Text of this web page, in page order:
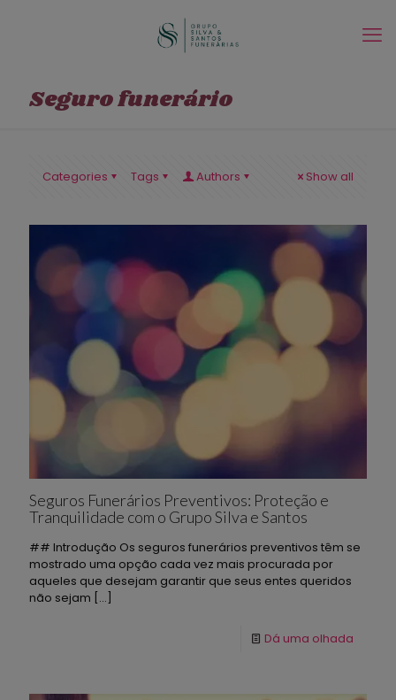
Seguro funerário
Categories Tags Authors Show all
Seguros Funerários Preventivos: Proteção e
Tranquilidade com o Grupo Silva e Santos
## Introdução Os seguros funerários preventivos têm se
mostrado uma opção cada vez mais procurada por
aqueles que desejam garantir que seus entes queridos
não sejam […]
Dá uma olhada